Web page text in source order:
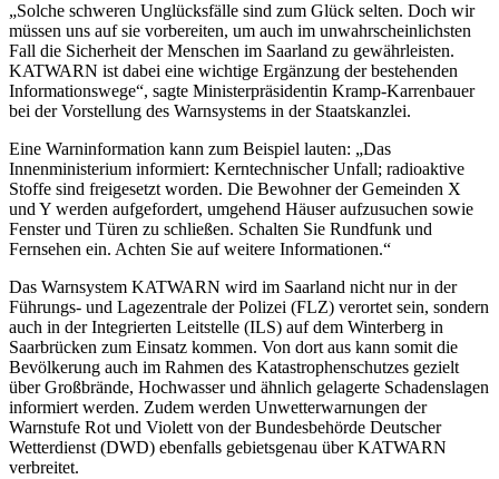
„Solche schweren Unglücksfälle sind zum Glück selten. Doch wir
müssen uns auf sie vorbereiten, um auch im unwahrscheinlichsten
Fall die Sicherheit der Menschen im Saarland zu gewährleisten.
KATWARN ist dabei eine wichtige Ergänzung der bestehenden
Informationswege“, sagte Ministerpräsidentin Kramp-Karrenbauer
bei der Vorstellung des Warnsystems in der Staatskanzlei.
Eine Warninformation kann zum Beispiel lauten: „Das
Innenministerium informiert: Kerntechnischer Unfall; radioaktive
Stoffe sind freigesetzt worden. Die Bewohner der Gemeinden X
und Y werden aufgefordert, umgehend Häuser aufzusuchen sowie
Fenster und Türen zu schließen. Schalten Sie Rundfunk und
Fernsehen ein. Achten Sie auf weitere Informationen.“
Das Warnsystem KATWARN wird im Saarland nicht nur in der
Führungs- und Lagezentrale der Polizei (FLZ) verortet sein, sondern
auch in der Integrierten Leitstelle (ILS) auf dem Winterberg in
Saarbrücken zum Einsatz kommen. Von dort aus kann somit die
Bevölkerung auch im Rahmen des Katastrophenschutzes gezielt
über Großbrände, Hochwasser und ähnlich gelagerte Schadenslagen
informiert werden. Zudem werden Unwetterwarnungen der
Warnstufe Rot und Violett von der Bundesbehörde Deutscher
Wetterdienst (DWD) ebenfalls gebietsgenau über KATWARN
verbreitet.